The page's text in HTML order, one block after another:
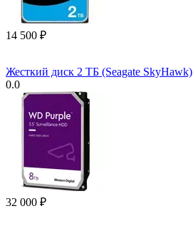
14 500 ₽
Жесткий диск 2 ТБ (Seagate SkyHawk)
0.0
32 000 ₽